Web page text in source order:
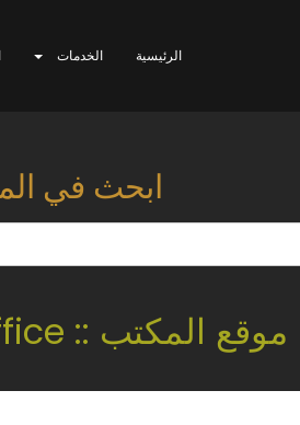
الرئيسية الخدمات
ابحث في
موقع المكتب :: Location office